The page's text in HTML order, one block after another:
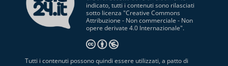
indicato, tutti i contenuti sono rilasciati
sotto licenza "Creative Commons
Attribuzione - Non commerciale - Non
opere derivate 4.0 Internazionale".
Tutti i contenuti possono quindi essere utilizzati, a patto di